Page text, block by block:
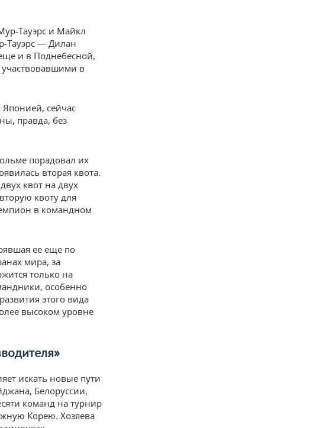
Тауэрс и Майкл
Тауэрс — Дилан
и в Поднебесной,
в
Японией, сейчас
правда, без
порадовал их
вторая квота.
квот на двух
квоту для
в командном
ее еще по
мира, за
только на
особенно
этого вида
высоком уровне
искать новые пути
Белоруссии,
команд на турнир
Корею. Хозяева